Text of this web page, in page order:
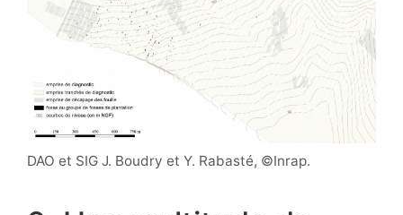
DAO et SIG J. Boudry et Y. Rabasté, ©Inrap.